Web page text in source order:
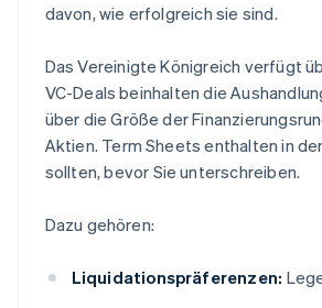
davon, wie erfolgreich sie sind.
Das Vereinigte Königreich verfügt
VC-Deals beinhalten die
über die Größe der
Aktien. Term Sheets enthalten in
sollten, bevor Sie unterschreiben.
Dazu gehören:
Liquidationspräferenzen: